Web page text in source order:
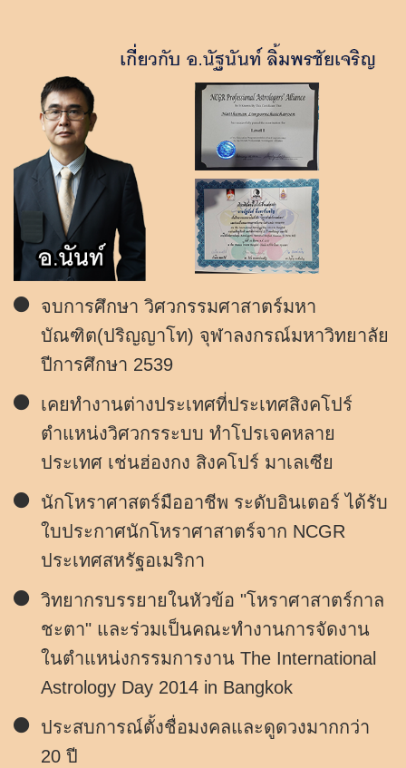
จบการศึกษา วิศวกรรมศาสาตร์มหา
บัณฑิต(ปริญญาโท) จุฬาลงกรณ์มหาวิทยาลัย
ปีการศึกษา 2539
เคยทำงานต่างประเทศที่ประเทศสิงคโปร์
ตำแหน่งวิศวกรระบบ ทำโปรเจคหลาย
ประเทศ เช่นฮ่องกง สิงคโปร์ มาเลเซีย
นักโหราศาสตร์มืออาชีพ ระดับอินเตอร์ ได้รับ
ใบประกาศนักโหราศาสาตร์จาก NCGR
ประเทศสหรัฐอเมริกา
วิทยากรบรรยายในหัวข้อ "โหราศาสาตร์กาล
ชะตา" และร่วมเป็นคณะทำงานการจัดงาน
ในตำแหน่งกรรมการงาน The International
Astrology Day 2014 in Bangkok
ประสบการณ์ตั้งชื่อมงคลและดูดวงมากกว่า
20 ปี